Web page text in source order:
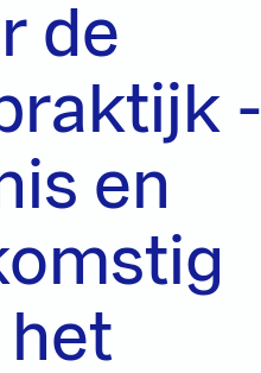
de
-
en